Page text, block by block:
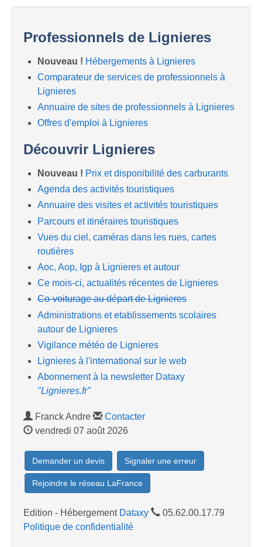
Professionnels de Lignieres
Nouveau ! Hébergements à Lignieres
Comparateur de services de professionnels à
Lignieres
Annuaire de sites de professionnels à Lignieres
Offres d'emploi à Lignieres
Découvrir Lignieres
Nouveau ! Prix et disponibilité des carburants
Agenda des activités touristiques
Annuaire des visites et activités touristiques
Parcours et itinéraires touristiques
Vues du ciel, caméras dans les rues, cartes
routières
Aoc, Aop, Igp à Lignieres et autour
Ce mois-ci, actualités récentes de Lignieres
Co-voiturage au départ de Lignieres
Administrations et etablissements scolaires
autour de Lignieres
Vigilance météo de Lignieres
Lignieres à l'international sur le web
Abonnement à la newsletter Dataxy
"Lignieres.fr"
Franck Andre
Contacter
vendredi 07 août 2026
Demander un devis Signaler une erreur
Rejoindre le réseau LaFrance
Edition - Hébergement Dataxy
05.62.00.17.79
Politique de confidentialité